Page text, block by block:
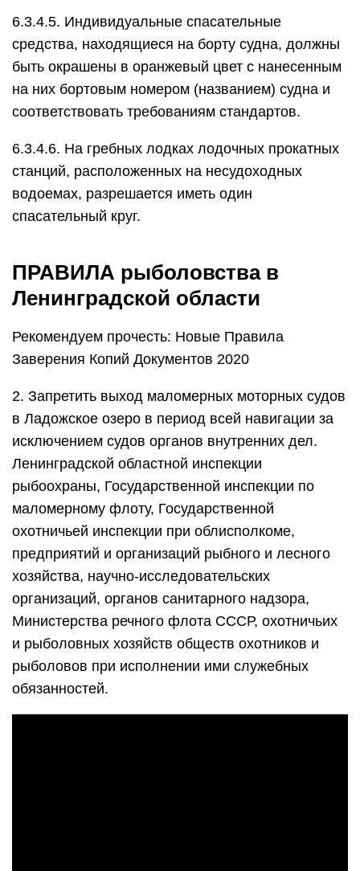
6.3.4.5. Индивидуальные спасательные
средства, находящиеся на борту судна, должны
быть окрашены в оранжевый цвет с нанесенным
на них бортовым номером (названием) судна и
соответствовать требованиям стандартов.
6.3.4.6. На гребных лодках лодочных прокатных
станций, расположенных на несудоходных
водоемах, разрешается иметь один
спасательный круг.
ПРАВИЛА рыболовства в
Ленинградской области
Рекомендуем прочесть: Новые Правила
Заверения Копий Документов 2020
2. Запретить выход маломерных моторных судов
в Ладожское озеро в период всей навигации за
исключением судов органов внутренних дел.
Ленинградской областной инспекции
рыбоохраны, Государственной инспекции по
маломерному флоту, Государственной
охотничьей инспекции при облисполкоме,
предприятий и организаций рыбного и лесного
хозяйства, научно-исследовательских
организаций, органов санитарного надзора,
Министерства речного флота СССР, охотничьих
и рыболовных хозяйств обществ охотников и
рыболовов при исполнении ими служебных
обязанностей.